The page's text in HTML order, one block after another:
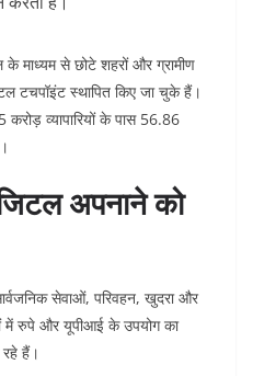
माध्यम से छोटे शहरों औरग्रामीण
टचपॉइंट स्थापित किए जा चुके हैं।
व्यापारियों के पास 56.86
अपनाने को
सेवाओं, परिवहन, खुदरा और
में रुपे और यूपीआई के उपयोग का
रहे हैं।